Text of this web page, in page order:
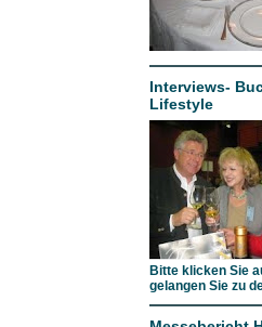
Interviews-
Lifestyle
Bitte klicken Sie
gelangen Sie zu